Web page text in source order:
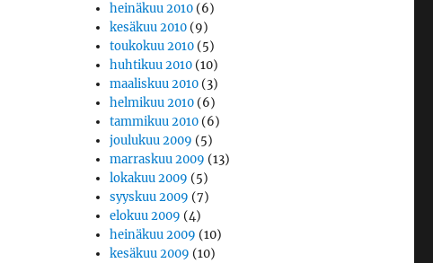
heinäkuu 2010 (6)
kesäkuu 2010 (9)
toukokuu 2010 (5)
huhtikuu 2010 (10)
maaliskuu 2010 (3)
helmikuu 2010 (6)
tammikuu 2010 (6)
joulukuu 2009 (5)
marraskuu 2009 (13)
lokakuu 2009 (5)
syyskuu 2009 (7)
elokuu 2009 (4)
heinäkuu 2009 (10)
kesäkuu 2009 (10)